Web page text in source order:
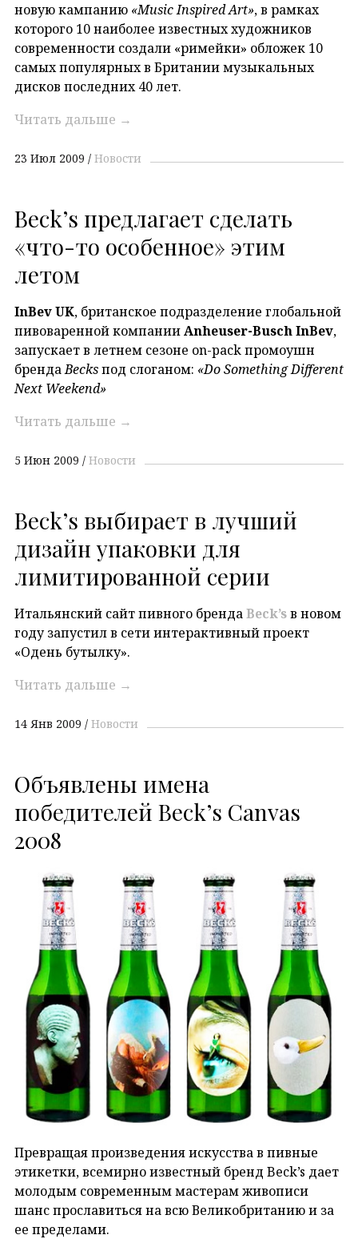
новую кампанию «Music Inspired Art», в рамках
которого 10 наиболее известных художников
современности создали «римейки» обложек 10
самых популярных в Британии музыкальных
дисков последних 40 лет.
Читать дальше →
23 Июл 2009 Новости
Beck’s предлагает сделать
«что-то особенное» этим
летом
InBev UK, британское подразделение глобальной
пивоваренной компанииAnheuser-Busch InBev,
запускает в летнем сезоне on-pack промоушн
брендаBecksпод слоганом: «Do Something Different
Next Weekend»
Читать дальше →
5 Июн 2009 Новости
Beck’s выбирает в лучший
дизайн упаковки для
лимитированной серии
Итальянский сайт пивного бренда Beck’sв новом
году запустил в сети интерактивный проект
«Одень бутылку».
Читать дальше →
14 Янв 2009 Новости
Объявлены имена
победителей Beck’s Canvas
2008
Превращая произведения искусства в пивные
этикетки, всемирно известный бренд Beck’s дает
молодым современным мастерам живописи
шанс прославиться на всю Великобританию и за
ее пределами.